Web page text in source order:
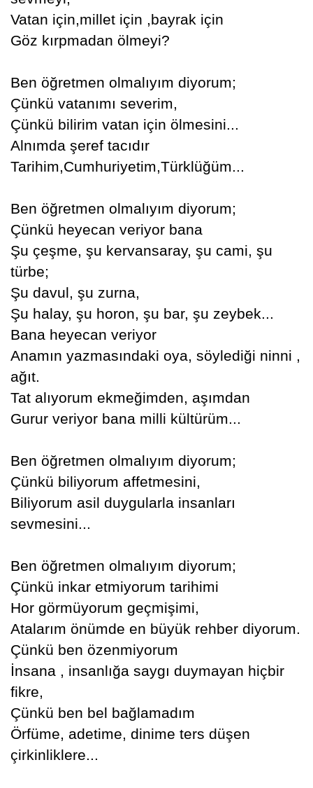
Vatan için,millet için ,bayrak için
Göz kırpmadan ölmeyi?
Ben öğretmen olmalıyım diyorum;
Çünkü vatanımı severim,
Çünkü bilirim vatan için ölmesini...
Alnımda şeref tacıdır
Tarihim,Cumhuriyetim,Türklüğüm...
Ben öğretmen olmalıyım diyorum;
Çünkü heyecan veriyor bana
Şu çeşme, şu kervansaray, şu cami, şu
türbe;
Şu davul, şu zurna,
Şu halay, şu horon, şu bar, şu zeybek...
Bana heyecan veriyor
Anamın yazmasındaki oya, söylediği ninni ,
ağıt.
Tat alıyorum ekmeğimden, aşımdan
Gurur veriyor bana milli kültürüm...
Ben öğretmen olmalıyım diyorum;
Çünkü biliyorum affetmesini,
Biliyorum asil duygularla insanları
sevmesini...
Ben öğretmen olmalıyım diyorum;
Çünkü inkar etmiyorum tarihimi
Hor görmüyorum geçmişimi,
Atalarım önümde en büyük rehber diyorum.
Çünkü ben özenmiyorum
İnsana , insanlığa saygı duymayan hiçbir
fikre,
Çünkü ben bel bağlamadım
Örfüme, adetime, dinime ters düşen
çirkinliklere...